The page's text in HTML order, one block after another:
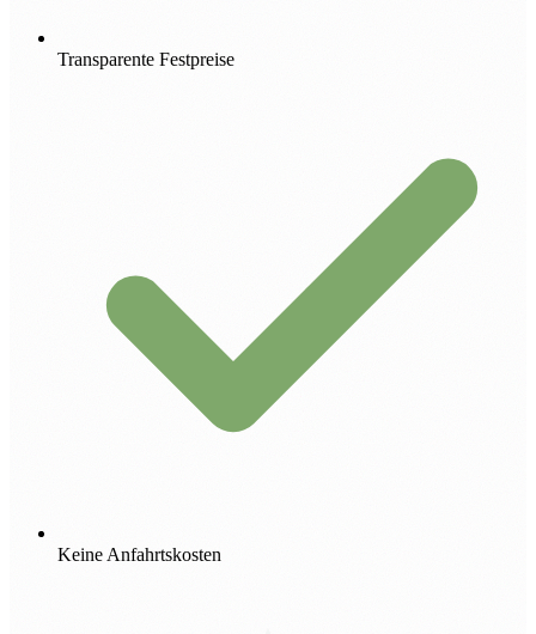
Transparente Festpreise
Keine Anfahrtskosten